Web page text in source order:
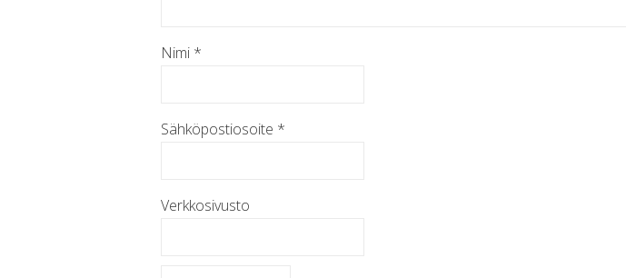
Nimi *
Sähköpostiosoite *
Verkkosivusto